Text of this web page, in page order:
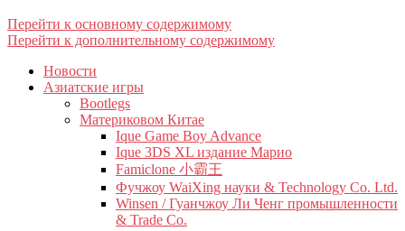
Перейти к основному содержимому
Перейти к дополнительному содержимому
Новости
Азиатские игры
Bootlegs
Материковом Китае
Ique Game Boy Advance
Ique 3DS XL издание Марио
Famiclone 小霸王
Фучжоу WaiXing науки & Technology Co. Ltd.
Winsen / Гуанчжоу Ли Ченг промышленности
& Trade Co.